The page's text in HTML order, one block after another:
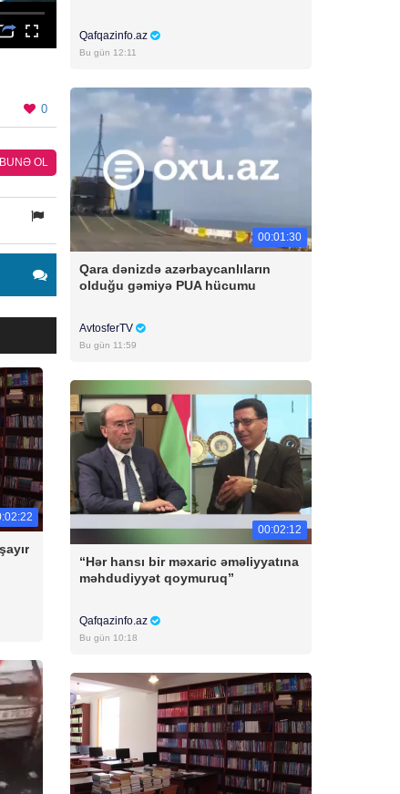
0
OL
Qafqazinfo.az
Bu gün 12:11
00:01:30
Qara dənizdə azərbaycanlıların
olduğu gəmiyə PUA hücumu
AvtosferTV
Bu gün 11:59
00:02:12
“Hər hansı bir məxaric əməliyyatına
məhdudiyyət qoymuruq”
Qafqazinfo.az
Bu gün 10:18